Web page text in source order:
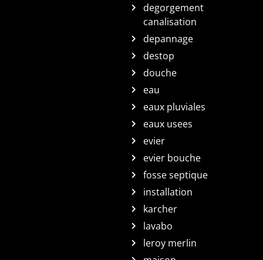
degorgement
canalisation
depannage
destop
douche
eau
eaux pluviales
eaux usees
evier
evier bouche
fosse septique
installation
karcher
lavabo
leroy merlin